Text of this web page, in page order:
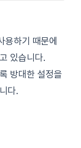
하기 때문에
있습니다.
방대한 설정을
다.